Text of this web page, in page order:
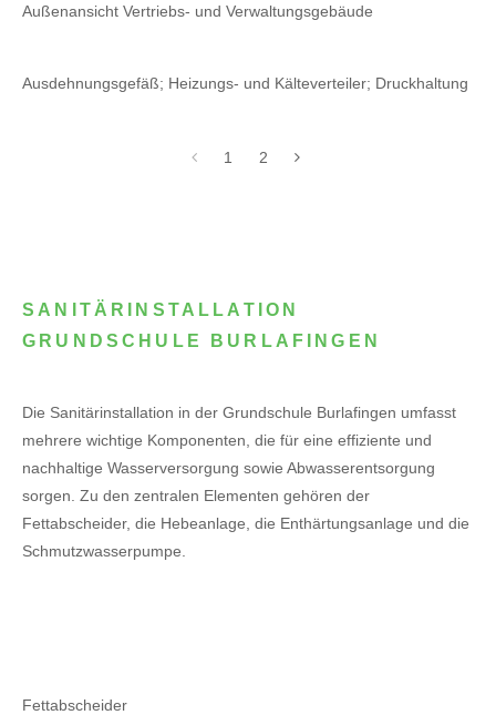
Außenansicht Vertriebs- und Verwaltungsgebäude
Ausdehnungsgefäß; Heizungs- und Kälteverteiler; Druckhaltung
1 2
SANITÄRINSTALLATION
GRUNDSCHULE BURLAFINGEN
Die Sanitärinstallation in der Grundschule Burlafingen umfasst
mehrere wichtige Komponenten, die für eine effiziente und
nachhaltige Wasserversorgung sowie Abwasserentsorgung
sorgen. Zu den zentralen Elementen gehören der
Fettabscheider, die Hebeanlage, die Enthärtungsanlage und die
Schmutzwasserpumpe.
Fettabscheider